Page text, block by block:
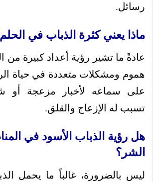
رسائل.
ماذا يعني كثرة الذباب في
عادةً ما تشير رؤية أعداد كبيرة من
هموم ومشكلات متعددة في حياة
على سماعه لأخبار مزعجة أو
تسبب له الإزعاج والقلق.
هل رؤية الذباب الأسود في
الشر؟
ليس بالضرورة، غالباً ما يحمل